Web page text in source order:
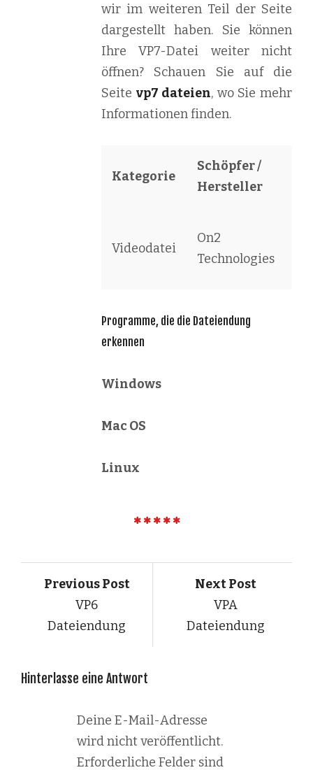
wir im weiteren Teil der Seite
dargestellt haben. Sie können
Ihre VP7-Datei weiter nicht
öffnen? Schauen Sie auf die
Seite vp7 dateien, wo Sie mehr
Informationen finden.
Kategorie
Schöpfer /
Hersteller
Videodatei
On2
Technologies
Programme, die die Dateiendung
erkennen
Windows
Mac OS
Linux
Previous Post
VP6
Dateiendung
Next Post
VPA
Dateiendung
Hinterlasse eine Antwort
Deine E-Mail-Adresse
wird nicht veröffentlicht.
Erforderliche Felder sind